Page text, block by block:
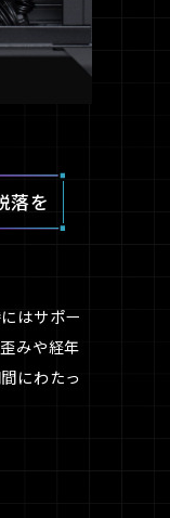
落を
はサポー
みや経年
にわたっ